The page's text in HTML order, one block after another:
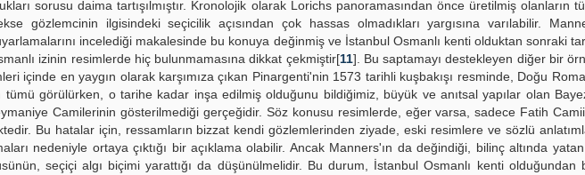
sorusu daima tartışılmıştır. Kronolojik olarak Lorichs panoramasından önce üretilmiş olanların
gözlemcinin ilgisindeki seçicilik açısından çok hassas olmadıkları yargısına varılabilir.
incelediği makalesinde bu konuya değinmiş ve İstanbul Osmanlı kenti olduktan sonraki
izinin resimlerde hiç bulunmamasına dikkat çekmiştir[11]. Bu saptamayı destekleyen diğer bir
içinde en yaygın olarak karşımıza çıkan Pinargenti'nin 1573 tarihli kuşbakışı resminde, Doğu
tümü görülürken, o tarihe kadar inşa edilmiş olduğunu bildiğimiz, büyük ve anıtsal yapılar olan
Camilerinin gösterilmediği gerçeğidir. Söz konusu resimlerde, eğer varsa, sadece Fatih
Bu hatalar için, ressamların bizzat kendi gözlemlerinden ziyade, eski resimlere ve sözlü
nedeniyle ortaya çıktığı bir açıklama olabilir. Ancak Manners'ın da değindiği, bilinç altında
seçiçi algı biçimi yarattığı da düşünülmelidir. Bu durum, İstanbul Osmanlı kenti olduğundan